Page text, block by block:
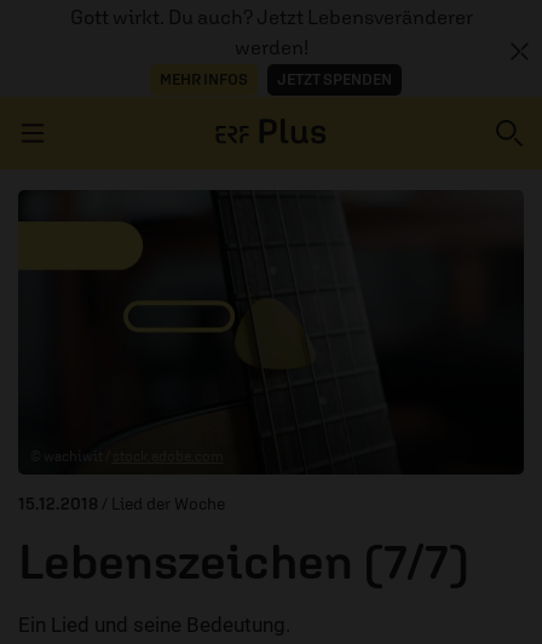
Gott wirkt. Du auch? Jetzt Lebensveränderer
werden!
MEHR INFOS JETZT SPENDEN
AUDIOTHEK
15.12.2018 / Lied der Woche
Lebenszeichen (7/7)
Ein Lied und seine Bedeutung.